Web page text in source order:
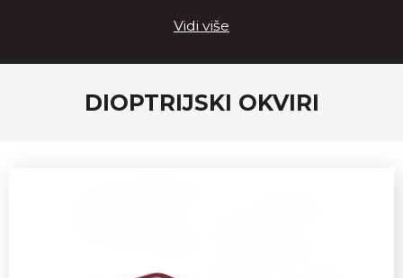
Vidi više
DIOPTRIJSKI OKVIRI